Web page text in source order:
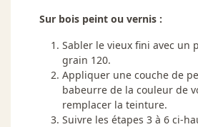
Sur bois peint ou vernis :
Sabler le vieux fini avec un
grain 120.
Appliquer une couche de
babeurre de la couleur de
remplacer la teinture.
Suivre les étapes 3 à 6 ci-